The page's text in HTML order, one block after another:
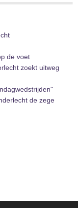
de voet
zoekt uitweg
de zege